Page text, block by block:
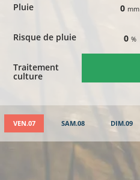
Pluie
Risque de pluie
Traitement
culture
0 mm
0 %
VEN.07 SAM.08 DIM.09